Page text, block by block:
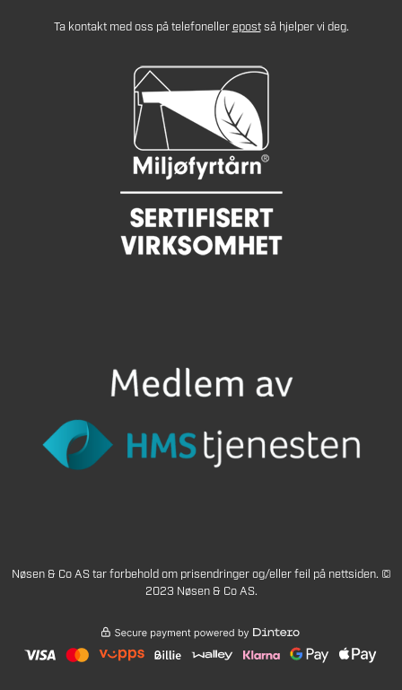
Ta kontakt med oss på telefonellerepostså hjelper vi deg.
Nøsen & Co AS tar forbehold om prisendringer og/eller feil på nettsiden. ©
2023 Nøsen & Co AS.